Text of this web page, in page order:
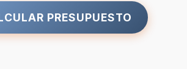
PRESUPUESTO